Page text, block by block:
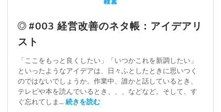
#003 経営改善のネタ帳：アイデアリ
スト
「ここをもっと良くしたい」「いつかこれを新調したい」
といったようなアイデアは、日々ふとしたときに思いつく
のではないでしょうか。作業中、誰かと話しているとき、
テレビや本を読んでいるとき、、、などなど。そして、す
ぐ忘れてしま... 続きを読む